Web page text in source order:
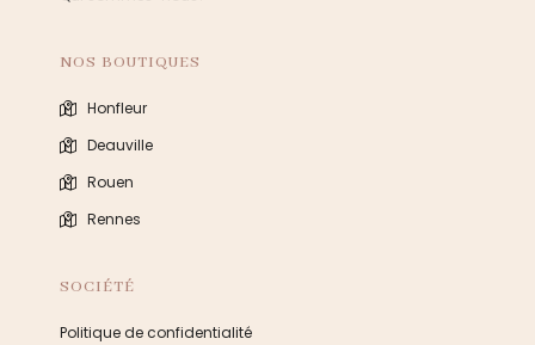
NOS BOUTIQUES
Honfleur
Deauville
Rouen
Rennes
SOCIÉTÉ
Politique de confidentialité